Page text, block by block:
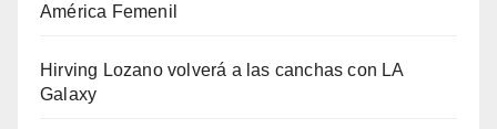
América Femenil
Hirving Lozano volverá a las canchas con LA
Galaxy